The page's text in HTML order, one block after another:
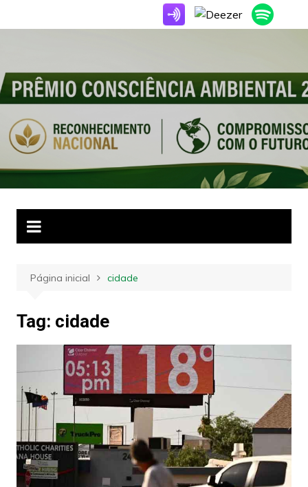
para
Página inicial cidade
Tag: cidade